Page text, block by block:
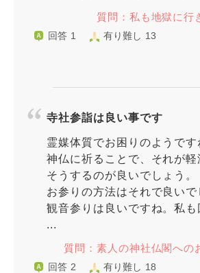
質問：私も地獄に行
回答 1 有り難し 13
寺社参詣は良い事です
霊媒体質でお困りのようです
神仏に祈ることで、それが軽
そうするのが良いでしょう。
お参りの方法はそれで良い
観音参りは良いですね。私も
...
質問：素人の神社仏閣への
回答 2 有り難し 18